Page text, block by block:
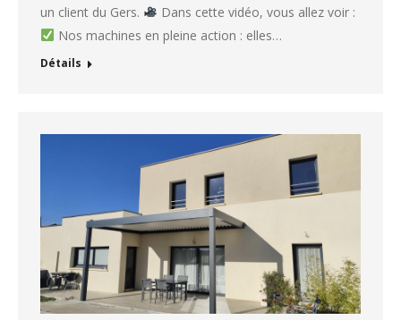
un client du Gers.
Dans cette vidéo, vous allez voir :
Nos machines en pleine action : elles…
Détails